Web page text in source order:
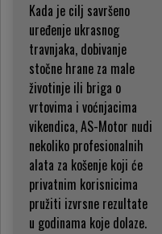
Kada je cilj savršeno
uređenje ukrasnog
travnjaka, dobivanje
stočne hrane za male
životinje ili briga o
vrtovima i voćnjacima
vikendica, AS-Motor nudi
nekoliko profesionalnih
alata za košenje koji će
privatnim korisnicima
pružiti izvrsne rezultate
u godinama koje dolaze.